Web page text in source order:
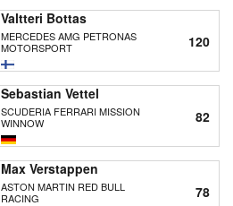
Valtteri Bottas
MERCEDES AMG PETRONAS
MOTORSPORT
120
Sebastian Vettel
SCUDERIA FERRARI MISSION
WINNOW
82
Max Verstappen
ASTON MARTIN RED BULL
RACING
78